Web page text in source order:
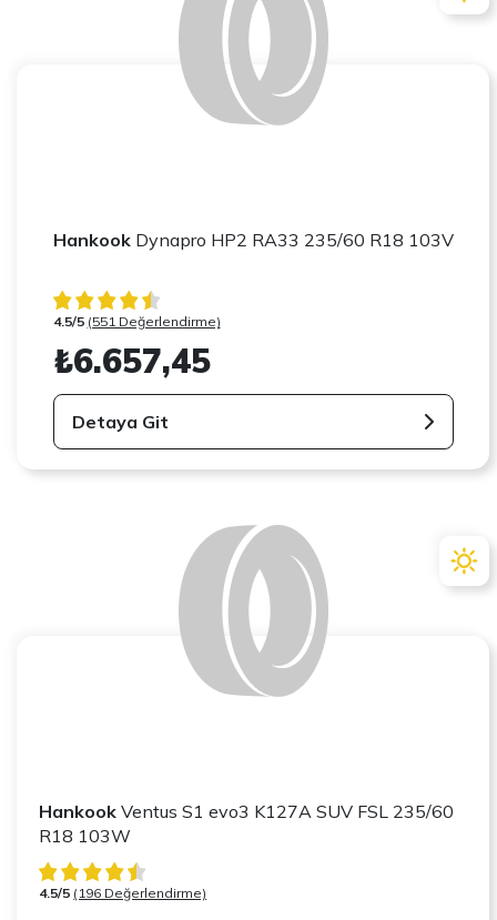
HankookDynapro HP2 RA33 235/60 R18 103V
4.5/5 (551 Değerlendirme)
₺6.657,45
Detaya Git
Hankook Ventus S1 evo3 K127A SUV FSL 235/60
R18 103W
4.5/5 (196 Değerlendirme)